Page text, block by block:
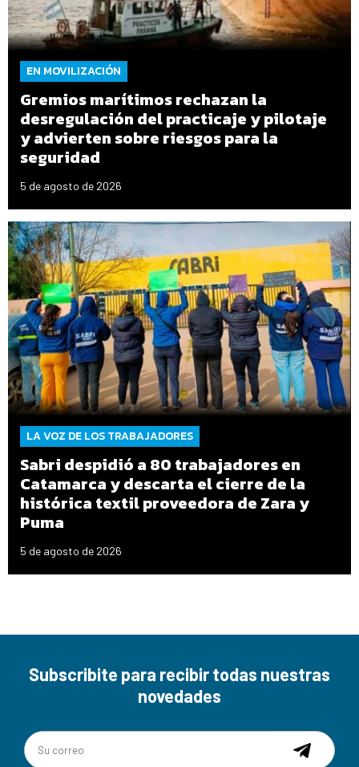
EN MOVILIZACIÓN
Gremios marítimos rechazan la
desregulación del practicaje y pilotaje
y advierten sobre riesgos para la
seguridad
5 de agosto de 2026
LA VOZ DE LOS TRABAJADORES
Sabri despidió a 80 trabajadores en
Catamarca y descarta el cierre de la
histórica textil proveedora de Zara y
Puma
5 de agosto de 2026
Subscribite para recibir todas nuestras
novedades